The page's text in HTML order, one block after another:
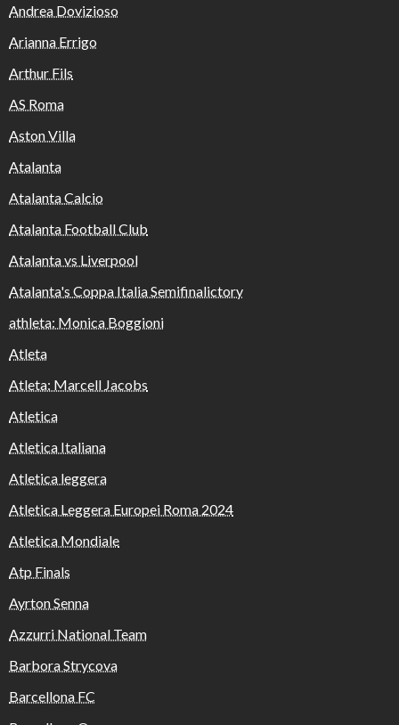
Andrea Dovizioso
Arianna Errigo
Arthur Fils
AS Roma
Aston Villa
Atalanta
Atalanta Calcio
Atalanta Football Club
Atalanta vs Liverpool
Atalanta's Coppa Italia Semifinalictory
athleta: Monica Boggioni
Atleta
Atleta: Marcell Jacobs
Atletica
Atletica Italiana
Atletica leggera
Atletica Leggera Europei Roma 2024
Atletica Mondiale
Atp Finals
Ayrton Senna
Azzurri National Team
Barbora Strycova
Barcellona FC